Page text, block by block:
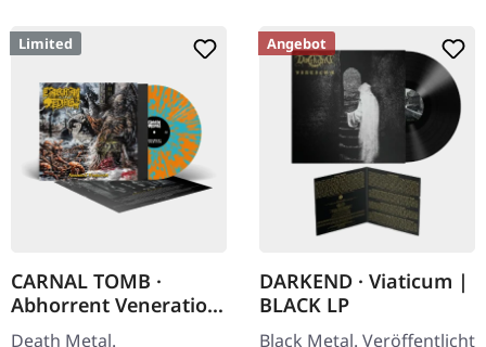
Limited
CARNAL TOMB ·
Abhorrent Veneration
|
Death Metal.
Angebot
DARKEND · Viaticum |
BLACK LP
Black Metal. Veröffentlicht